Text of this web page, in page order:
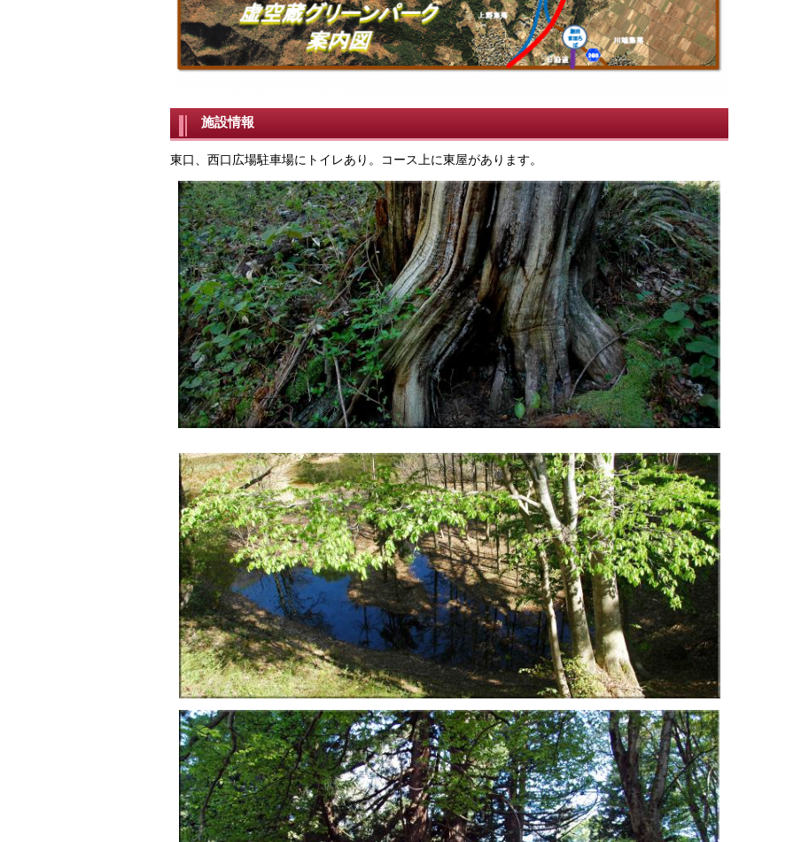
施設情報
東口、西口広場駐車場にトイレあり。コース上に東屋があります。